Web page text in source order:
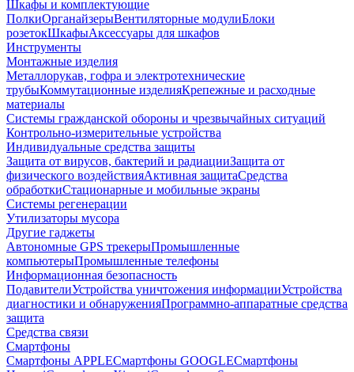
Шкафы и комплектующие
ПолкиОрганайзерыВентиляторные модулиБлоки
розетокШкафыАксессуары для шкафов
Инструменты
Монтажные изделия
Металлорукав, гофра и электротехнические
трубыКоммутационные изделияКрепежные и расходные
материалы
Системы гражданской обороны и чрезвычайных ситуаций
Контрольно-измерительные устройства
Индивидуальные средства защиты
Защита от вирусов, бактерий и радиацииЗащита от
физического воздействияАктивная защитаСредства
обработкиСтационарные и мобильные экраны
Системы регенерации
Утилизаторы мусора
Другие гаджеты
Автономные GPS трекерыПромышленные
компьютерыПромышленные телефоны
Информационная безопасность
ПодавителиУстройства уничтожения информацииУстройства
диагностики и обнаруженияПрограммно-аппаратные средства
защита
Средства связи
Смартфоны
Смартфоны APPLEСмартфоны GOOGLEСмартфоны